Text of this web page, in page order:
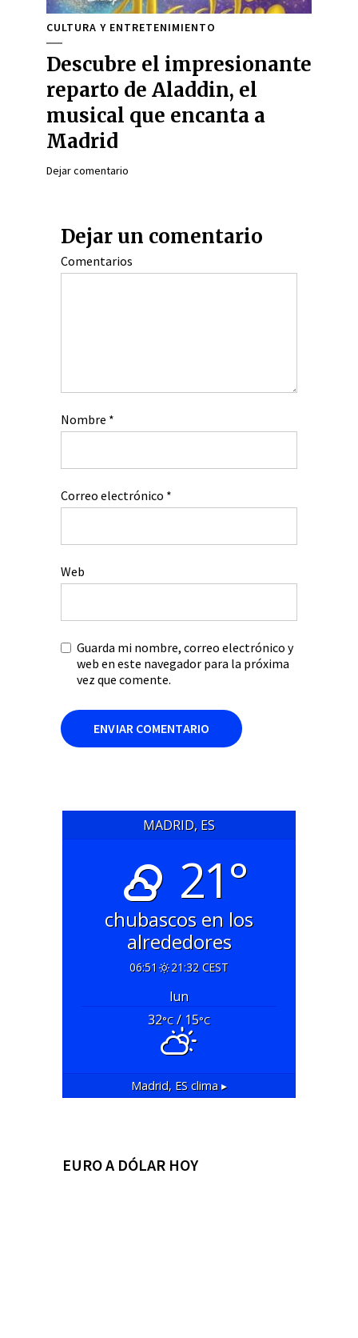
CULTURA Y ENTRETENIMIENTO
Descubre el impresionante
reparto de Aladdin, el
musical que encanta a
Madrid
Dejar comentario
Dejar un comentario
Comentarios
Nombre *
Correo electrónico *
Web
Guarda mi nombre, correo electrónico y
web en este navegador para la próxima
vez que comente.
MADRID, ES
21°
chubascos en los
alrededores
06:51 21:32 CEST
lun
32°C/ 15°C
Madrid, ES clima ▸
EURO A DÓLAR HOY